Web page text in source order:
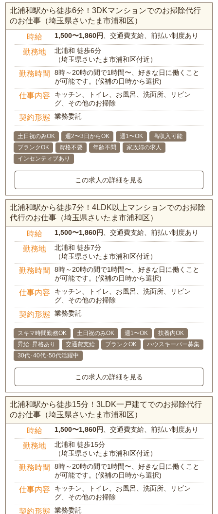
北浦和駅から徒歩6分！3DKマンションでのお掃除代行
のお仕事（埼玉県さいたま市浦和区）
時給 1,500〜1,860円 、交通費支給、前払い制度あり
勤務地
北浦和 徒歩6分
（埼玉県さいたま市浦和区付近）
勤務時間
8時～20時の間で1時間〜、好きな日に働くこと
が可能です。(候補の日時から選択)
仕事内容
キッチン、トイレ、お風呂、洗面所、リビン
グ、その他のお掃除
契約形態 業務委託
土日祝のみOK 週2〜3日からOK 週1〜OK
高収入可能
ブランクOK
資格不要 年齢不問
家政婦の求人
インセンティブあり
この求人の詳細を見る
北浦和駅から徒歩7分！4LDK以上マンションでのお掃除
代行のお仕事（埼玉県さいたま市浦和区）
時給 1,500〜1,860円 、交通費支給、前払い制度あり
勤務地
北浦和 徒歩7分
（埼玉県さいたま市浦和区付近）
勤務時間
8時～20時の間で1時間〜、好きな日に働くこと
が可能です。(候補の日時から選択)
仕事内容
キッチン、トイレ、お風呂、洗面所、リビン
グ、その他のお掃除
契約形態 業務委託
スキマ時間勤務OK 土日祝のみOK 週1〜OK
扶養内OK
昇給･昇格あり
交通費支給 ブランクOK
ハウスキーパー募集
30代･40代･50代活躍中
この求人の詳細を見る
北浦和駅から徒歩15分！3LDK一戸建てでのお掃除代行
のお仕事（埼玉県さいたま市浦和区）
時給 1,500〜1,860円 、交通費支給、前払い制度あり
勤務地
北浦和 徒歩15分
（埼玉県さいたま市浦和区付近）
勤務時間
8時～20時の間で1時間〜、好きな日に働くこと
が可能です。(候補の日時から選択)
仕事内容
キッチン、トイレ、お風呂、洗面所、リビン
グ、その他のお掃除
契約形態 業務委託